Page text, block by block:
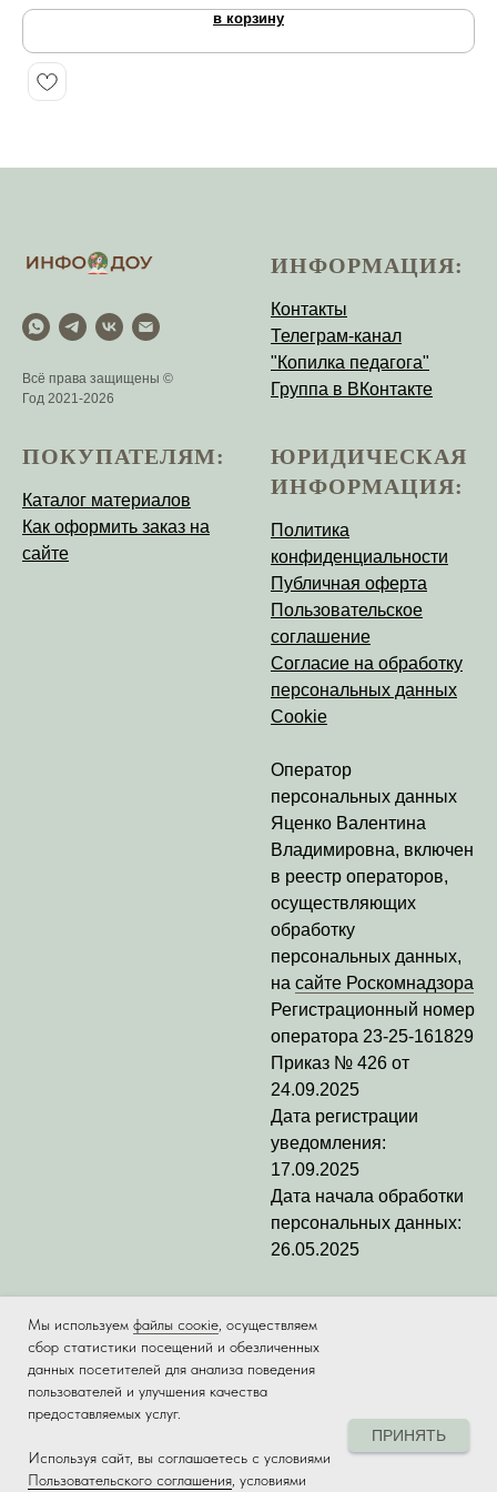
в корзину
Мы используем файлы соокіе , осуществляем
сбор статистики посещений и обезличенных
данных посетителей для анализа поведения
пользователей и улучшения качества
предоставляемых услуг.
Используя сайт, вы соглашаетесь с условиями
Пользовательского соглашения , условиями
ПРИНЯТЬ
Всё права защищены ©
Год 2021-2026
ИНФОРМАЦИЯ:
Контакты
Телеграм-канал
"Копилка педагога"
Группа в ВКонтакте
ПОКУПАТЕЛЯМ:
Каталог материалов
Как оформить заказ на
сайте
ЮРИДИЧЕСКАЯ
ИНФОРМАЦИЯ:
Политика
конфиденциальности
Публичная оферта
Пользовательское
соглашение
Согласие на обработку
персональных данных
Cookie
Оператор
персональных данных
Яценко Валентина
Владимировна, включен
в реестр операторов,
осуществляющих
обработку
персональных данных,
на сайте Роскомнадзора
Регистрационный номер
оператора 23-25-161829
Приказ № 426 от
24.09.2025
Дата регистрации
уведомления:
17.09.2025
Дата начала обработки
персональных данных:
26.05.2025
Made on Tilda